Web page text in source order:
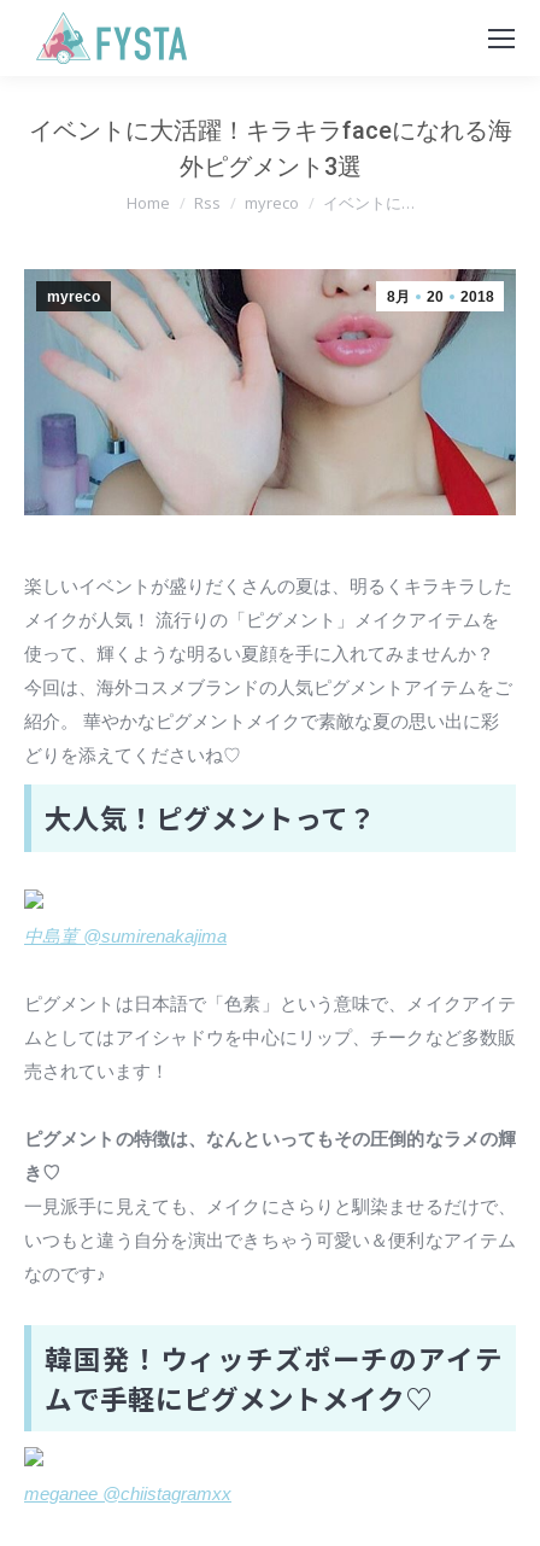
イベントに大活躍！キラキラfaceになれる海
外ピグメント3選
You are here:
Home Rss myreco イベントに…
8月 20 2018
myreco
楽しいイベントが盛りだくさんの夏は、明るくキラキラした
メイクが人気！ 流行りの「ピグメント」メイクアイテムを
使って、輝くような明るい夏顔を手に入れてみませんか？
今回は、海外コスメブランドの人気ピグメントアイテムをご
紹介。 華やかなピグメントメイクで素敵な夏の思い出に彩
どりを添えてくださいね♡
大人気！ピグメントって？
中島菫 @sumirenakajima
ピグメントは日本語で「色素」という意味で、メイクアイテ
ムとしてはアイシャドウを中心にリップ、チークなど多数販
売されています！
ピグメントの特徴は、なんといってもその圧倒的なラメの輝
き♡
一見派手に見えても、メイクにさらりと馴染ませるだけで、
いつもと違う自分を演出できちゃう可愛い＆便利なアイテム
なのです♪
韓国発！ウィッチズポーチのアイテ
ムで手軽にピグメントメイク♡
meganee @chiistagramxx